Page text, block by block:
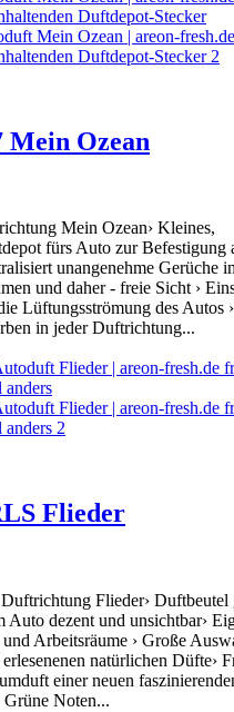
Mein Ozean
Mein Ozean› Kleines,
fürs Auto zur Befestigung
unangenehme Gerüche
und daher - freie Sicht ›
Lüftungsströmung des Autos
in jeder Duftrichtung...
Flieder
Flieder›
Auto dezent und unsichtbar›
Arbeitsräume › Große
natürlichen Düfte›
einer neuen
Noten...